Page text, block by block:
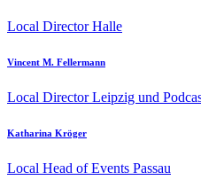
Local Director Halle
Vincent M. Fellermann
Local Director Leipzig und
Katharina Kröger
Local Head of Events Passau